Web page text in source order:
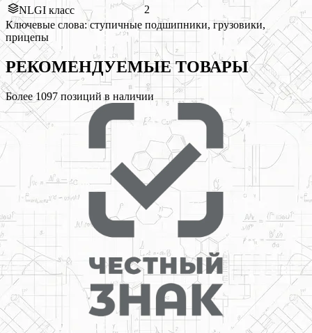
NLGI класс
2
Ключевые слова:ступичные подшипники, грузовики,
прицепы
РЕКОМЕНДУЕМЫЕТОВАРЫ
Более1097позиций в наличии